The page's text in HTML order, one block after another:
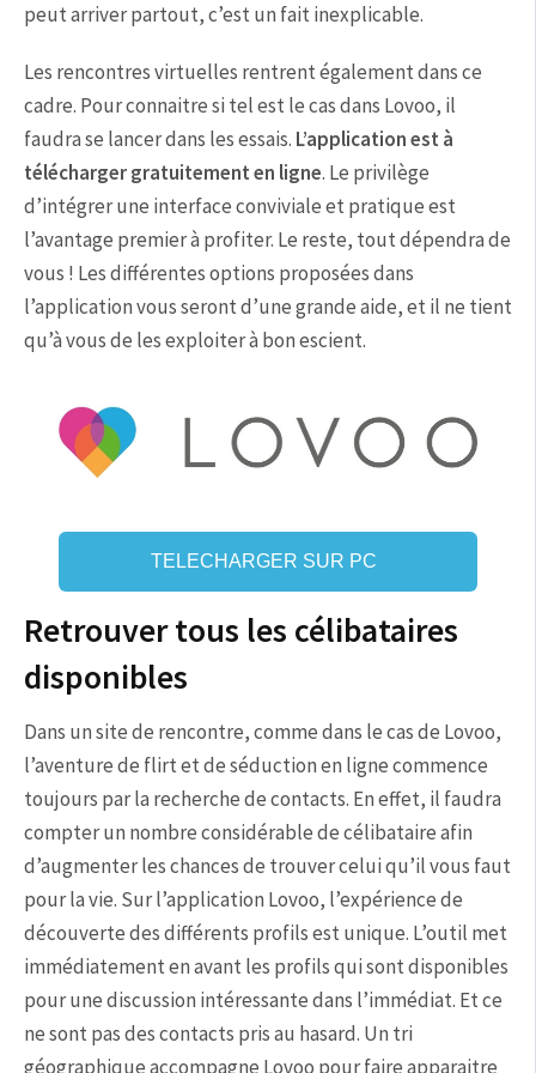
peut arriver partout, c’est un fait inexplicable.
Les rencontres virtuelles rentrent également dans ce
cadre. Pour connaitre si tel est le cas dans Lovoo, il
faudra se lancer dans les essais. L’application est à
télécharger gratuitement en ligne. Le privilège
d’intégrer une interface conviviale et pratique est
l’avantage premier à profiter. Le reste, tout dépendra de
vous ! Les différentes options proposées dans
l’application vous seront d’une grande aide, et il ne tient
qu’à vous de les exploiter à bon escient.
TELECHARGER SUR PC
Retrouver tous les célibataires
disponibles
Dans un site de rencontre, comme dans le cas de Lovoo,
l’aventure de flirt et de séduction en ligne commence
toujours par la recherche de contacts. En effet, il faudra
compter un nombre considérable de célibataire afin
d’augmenter les chances de trouver celui qu’il vous faut
pour la vie. Sur l’application Lovoo, l’expérience de
découverte des différents profils est unique. L’outil met
immédiatement en avant les profils qui sont disponibles
pour une discussion intéressante dans l’immédiat. Et ce
ne sont pas des contacts pris au hasard. Un tri
géographique accompagne Lovoo pour faire apparaitre